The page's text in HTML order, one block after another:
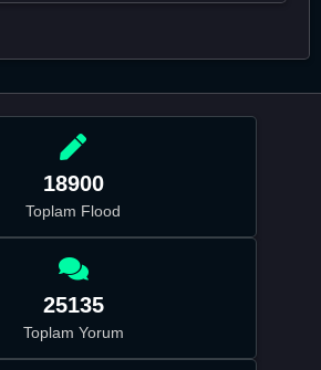
18900
Toplam Flood
25135
Toplam Yorum